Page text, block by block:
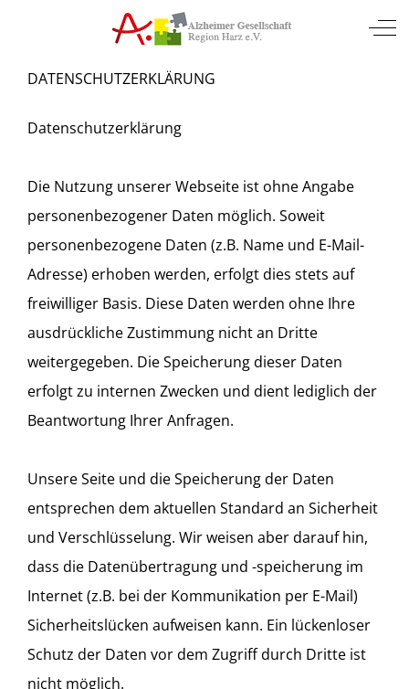
Mobile Menu Toggle
DATENSCHUTZERKLÄRUNG
Datenschutzerklärung
Die Nutzung unserer Webseite ist ohne Angabe
personenbezogener Daten möglich. Soweit
personenbezogene Daten (z.B. Name und E-Mail-
Adresse) erhoben werden, erfolgt dies stets auf
freiwilliger Basis. Diese Daten werden ohne Ihre
ausdrückliche Zustimmung nicht an Dritte
weitergegeben. Die Speicherung dieser Daten
erfolgt zu internen Zwecken und dient lediglich der
Beantwortung Ihrer Anfragen.
Unsere Seite und die Speicherung der Daten
entsprechen dem aktuellen Standard an Sicherheit
und Verschlüsselung. Wir weisen aber darauf hin,
dass die Datenübertragung und -speicherung im
Internet (z.B. bei der Kommunikation per E-Mail)
Sicherheitslücken aufweisen kann. Ein lückenloser
Schutz der Daten vor dem Zugriff durch Dritte ist
nicht möglich.